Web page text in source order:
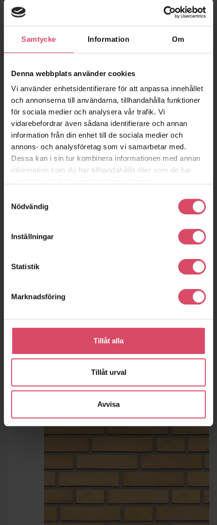
Samtycke Information Om
Denna webbplats använder cookies
Vi använder enhetsidentifierare för att anpassa innehållet
och annonserna till användarna, tillhandahålla funktioner
för sociala medier och analysera vår trafik. Vi
vidarebefordrar även sådana identifierare och annan
information från din enhet till de sociala medier och
annons- och analysföretag som vi samarbetar med.
Dessa kan i sin tur kombinera informationen med annan
information som du har tillhandahållit eller som de har
Nödvändig
Inställningar
Statistik
Marknadsföring
Tillåt alla
Tillåt urval
Avvisa
Exportera din textur och applicera till din 3D-konstruktion. Du